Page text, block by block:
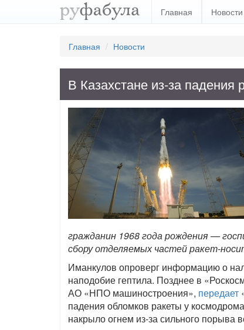
Главная Новости
Главная Новости
В Казахстане из-за падения
гражданин 1968 года рождения —
сбору отделяемых частей ракет-
Иманкулов опроверг информацию о
наподобие гептила. Позднее в
АО «НПО машиностроения», передает
падения обломков ракеты у
накрыло огнем из-за сильного порыва